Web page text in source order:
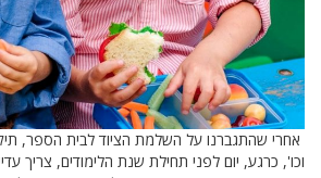
אחרי שהתגברנו על השלמת הציוד לבית הספר,
וכו', כרגע, יום לפני תחילת שנת הלימודים, צריך